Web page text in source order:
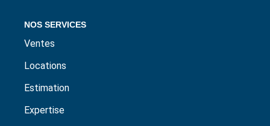
NOS SERVICES
Ventes
Locations
Estimation
Expertise